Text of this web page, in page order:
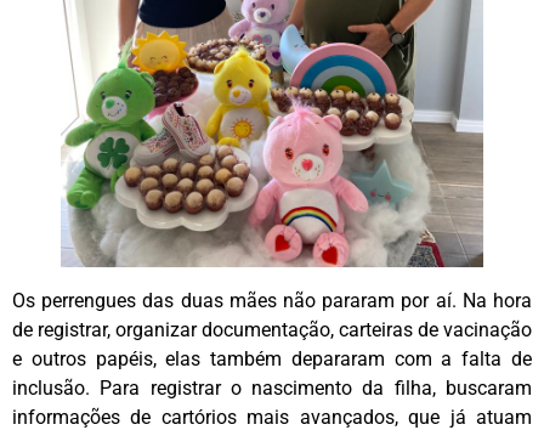
Os perrengues das duas mães não pararam por aí. Na hora
de registrar, organizar documentação, carteiras de vacinação
e outros papéis, elas também depararam com a falta de
inclusão. Para registrar o nascimento da filha, buscaram
informações de cartórios mais avançados, que já atuam